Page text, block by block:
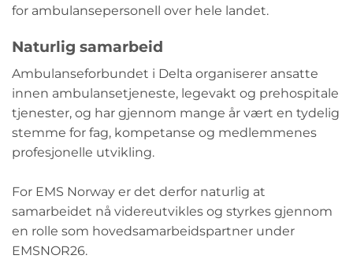
for ambulansepersonell over hele landet.
Naturlig samarbeid
Ambulanseforbundet i Delta organiserer ansatte
innen ambulansetjeneste, legevakt og prehospitale
tjenester, og har gjennom mange år vært en tydelig
stemme for fag, kompetanse og medlemmenes
profesjonelle utvikling.
For EMS Norway er det derfor naturlig at
samarbeidet nå videreutvikles og styrkes gjennom
en rolle som hovedsamarbeidspartner under
EMSNOR26.